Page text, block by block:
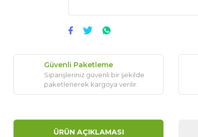
Güvenli Paketleme
Siparişleriniz güvenli bir şekilde
paketlenerek kargoya verilir.
ÜRÜN AÇIKLAMASI